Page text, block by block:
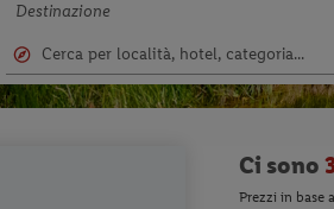
Destinazione
Ci sono
Prezzi in base